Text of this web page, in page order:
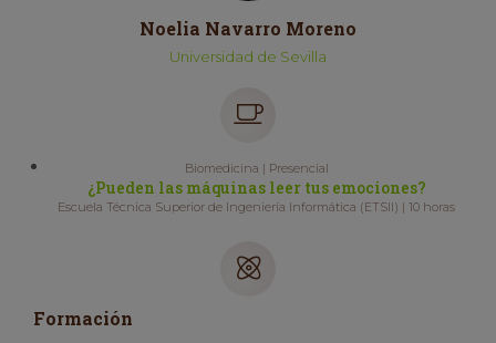
Noelia Navarro Moreno
Universidad de Sevilla
Biomedicina | Presencial
¿Pueden las máquinas leer tus emociones?
Escuela Técnica Superior de Ingeniería Informática (ETSII) | 10 horas
Formación